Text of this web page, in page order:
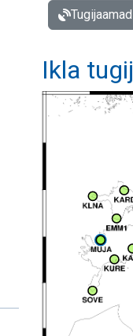
Tugijaamad
Ikla